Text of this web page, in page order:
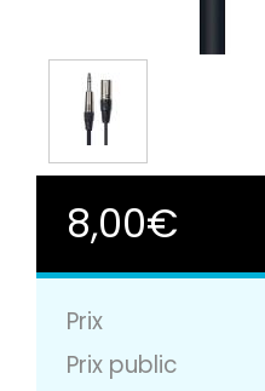
8,00€
Prix
Prix public